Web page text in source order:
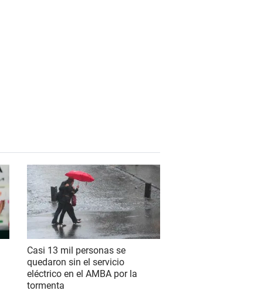
Casi 13 mil personas se
quedaron sin el servicio
eléctrico en el AMBA por la
tormenta